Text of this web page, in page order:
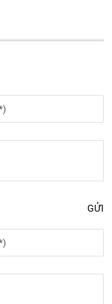
GỬI